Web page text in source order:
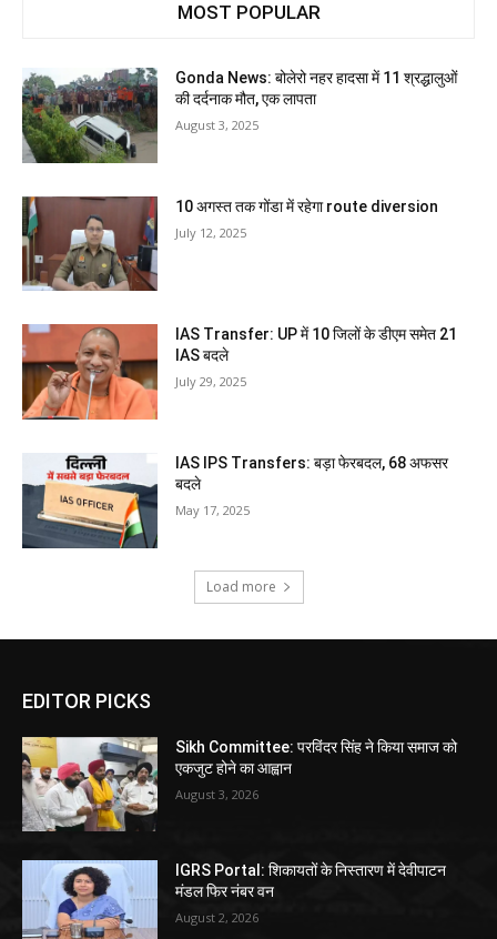
MOST POPULAR
Gonda News: बोलेरो नहर हादसा में 11 श्रद्धालुओं
की दर्दनाक मौत, एक लापता
August 3, 2025
10 अगस्त तक गोंडा में रहेगा route diversion
July 12, 2025
IAS Transfer: UP में 10 जिलों के डीएम समेत 21
IAS बदले
July 29, 2025
IAS IPS Transfers: बड़ा फेरबदल, 68 अफसर
बदले
May 17, 2025
Load more
EDITOR PICKS
Sikh Committee: परविंदर सिंह ने किया समाज को
एकजुट होने का आह्वान
August 3, 2026
IGRS Portal: शिकायतों के निस्तारण में देवीपाटन
मंडल फिर नंबर वन
August 2, 2026